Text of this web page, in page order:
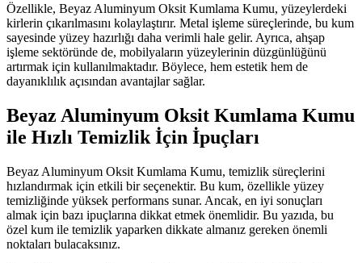
Özellikle, Beyaz Aluminyum Oksit Kumlama Kumu, yüzeylerdeki
kirlerin çıkarılmasını kolaylaştırır. Metal işleme süreçlerinde, bu kum
sayesinde yüzey hazırlığı daha verimli hale gelir. Ayrıca, ahşap
işleme sektöründe de, mobilyaların yüzeylerinin düzgünlüğünü
artırmak için kullanılmaktadır. Böylece, hem estetik hem de
dayanıklılık açısından avantajlar sağlar.
Beyaz Aluminyum Oksit Kumlama Kumu
ile Hızlı Temizlik İçin İpuçları
Beyaz Aluminyum Oksit Kumlama Kumu, temizlik süreçlerini
hızlandırmak için etkili bir seçenektir. Bu kum, özellikle yüzey
temizliğinde yüksek performans sunar. Ancak, en iyi sonuçları
almak için bazı ipuçlarına dikkat etmek önemlidir. Bu yazıda, bu
özel kum ile temizlik yaparken dikkate almanız gereken önemli
noktaları bulacaksınız.